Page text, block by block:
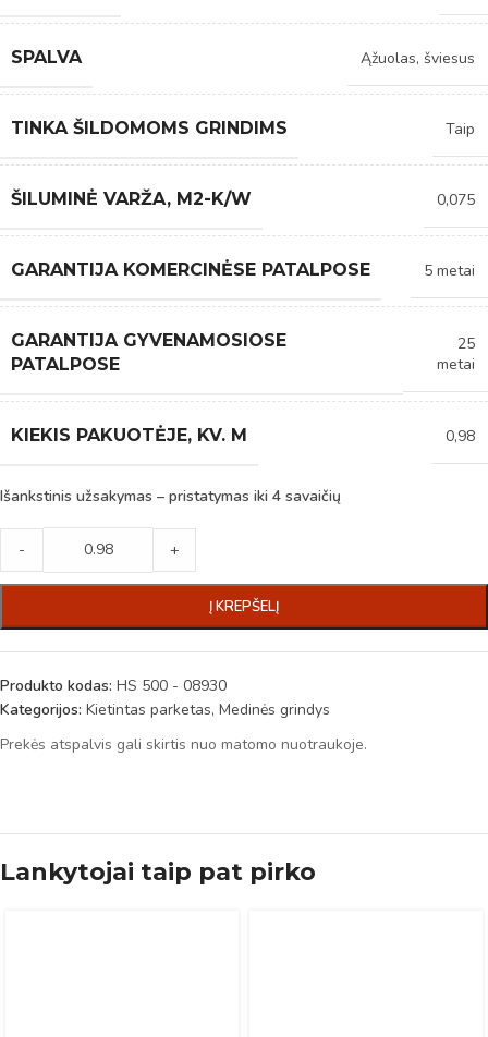
SPALVA Ąžuolas, šviesus
TINKA ŠILDOMOMS GRINDIMS Taip
ŠILUMINĖ VARŽA, M2-K/W 0,075
GARANTIJA KOMERCINĖSE PATALPOSE 5 metai
GARANTIJA GYVENAMOSIOSE
PATALPOSE
25
metai
KIEKIS PAKUOTĖJE, KV. M 0,98
Išankstinis užsakymas – pristatymas iki 4 savaičių
- +
Į KREPŠELĮ
Produkto kodas: HS 500 - 08930
Kategorijos: Kietintas parketas, Medinės grindys
Prekės atspalvis gali skirtis nuo matomo nuotraukoje.
Lankytojai taip pat pirko